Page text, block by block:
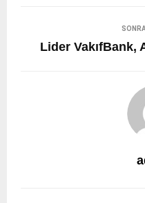
Lider VakıfBank,